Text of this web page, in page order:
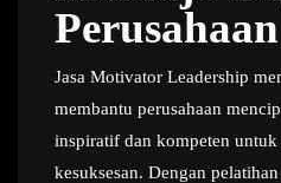
Jasa Motivator Leadership
membantu perusahaan
inspiratif dan kompeten
kesuksesan. Dengan